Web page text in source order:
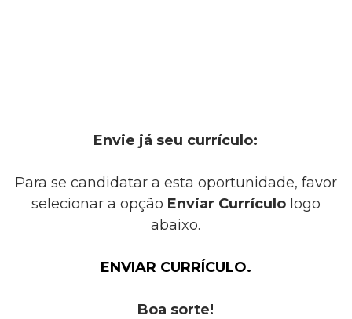
Envie já seu currículo:
Para se candidatar a esta oportunidade, favor
selecionar a opção Enviar Currículologo
abaixo.
ENVIAR CURRÍCULO.
Boa sorte!